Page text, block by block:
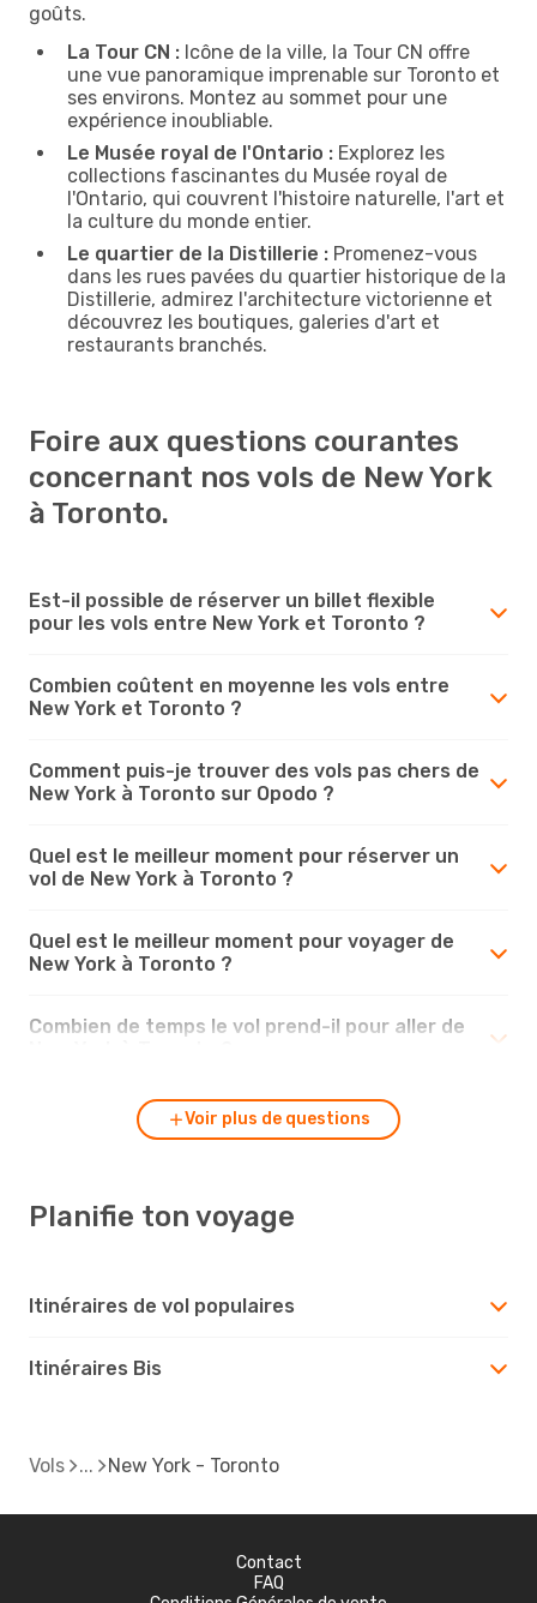
goûts.
La Tour CN : Icône de la ville, la Tour CN offre
une vue panoramique imprenable sur Toronto et
ses environs. Montez au sommet pour une
expérience inoubliable.
Le Musée royal de l'Ontario : Explorez les
collections fascinantes du Musée royal de
l'Ontario, qui couvrent l'histoire naturelle, l'art et
la culture du monde entier.
Le quartier de la Distillerie : Promenez-vous
dans les rues pavées du quartier historique de la
Distillerie, admirez l'architecture victorienne et
découvrez les boutiques, galeries d'art et
restaurants branchés.
Foire aux questions courantes
concernant nos vols de New York
à Toronto.
Est-il possible de réserver un billet flexible
pour les vols entre New York et Toronto ?
Combien coûtent en moyenne les vols entre
New York et Toronto ?
Comment puis-je trouver des vols pas chers de
New York à Toronto sur Opodo ?
Quel est le meilleur moment pour réserver un
vol de New York à Toronto ?
Quel est le meilleur moment pour voyager de
New York à Toronto ?
Combien de temps le vol prend-il pour aller de
Voir plus de questions
Planifie ton voyage
Itinéraires de vol populaires
Itinéraires Bis
Vols New York - Toronto
Contact
FAQ